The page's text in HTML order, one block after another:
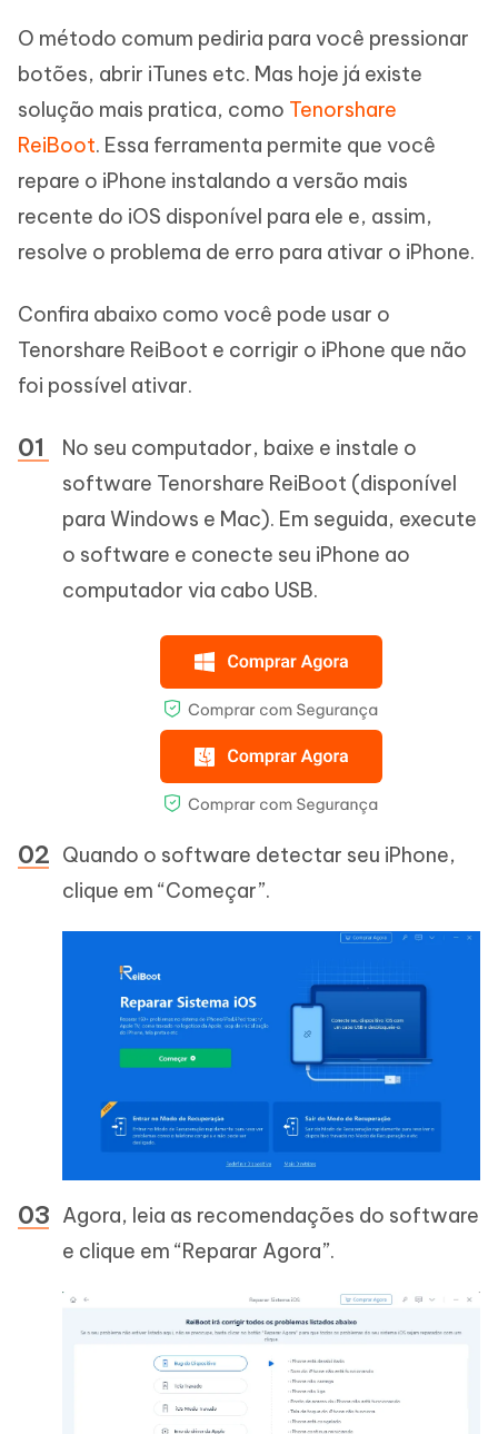
O método comum pediria para você pressionar
botões, abrir iTunes etc. Mas hoje já existe
solução mais pratica, como Tenorshare
ReiBoot. Essa ferramenta permite que você
repare o iPhone instalando a versão mais
recente do iOS disponível para ele e, assim,
resolve o problema de erro para ativar o iPhone.
Confira abaixo como você pode usar o
Tenorshare ReiBoot e corrigir o iPhone que não
foi possível ativar.
No seu computador, baixe e instale o
software Tenorshare ReiBoot (disponível
para Windows e Mac). Em seguida, execute
o software e conecte seu iPhone ao
computador via cabo USB.
Quando o software detectar seu iPhone,
clique em “Começar”.
Agora, leia as recomendações do software
e clique em “Reparar Agora”.